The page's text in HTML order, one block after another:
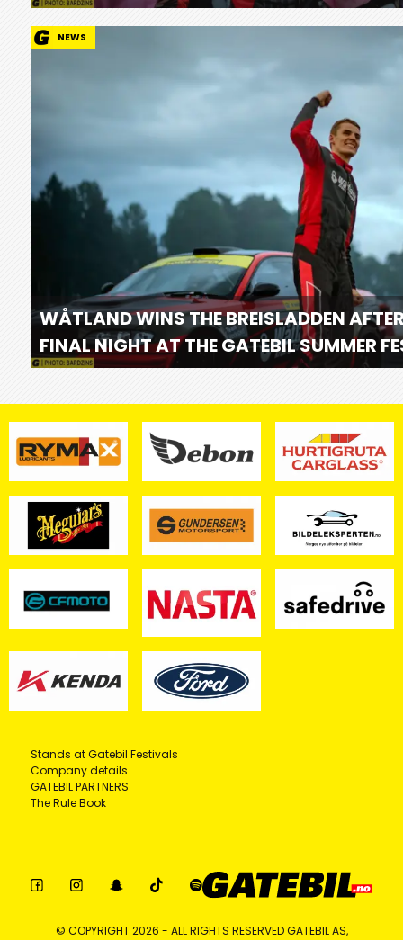
NEWS
WÅTLAND WINS THE BREISLADDEN
FINAL NIGHT AT THE GATEBIL SUMMER
Stands at Gatebil Festivals
Company details
GATEBIL PARTNERS
The Rule Book
© COPYRIGHT 2026 - ALL RIGHTS RESERVED GATEBIL AS,